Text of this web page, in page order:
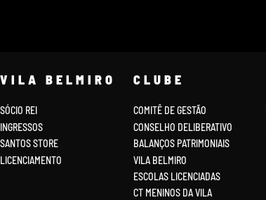
VILA BELMIRO
SÓCIO REI
INGRESSOS
SANTOS STORE
LICENCIAMENTO
CLUBE
COMITÊ DE GESTÃO
CONSELHO DELIBERATIVO
BALANÇOS PATRIMONIAIS
VILA BELMIRO
ESCOLAS LICENCIADAS
CT MENINOS DA VILA